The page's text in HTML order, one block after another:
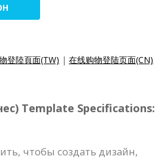
登陸頁面(TW) | 在线购物登陆页面(CN)
Template Specifications:
чтобы создать дизайн,